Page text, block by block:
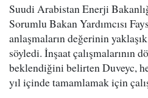
Suudi Arabistan Enerji
Sorumlu Bakan Yardımcısı
anlaşmaların değerinin
söyledi. İnşaat çalışmalarının
beklendiğini belirten Duveyc,
yıl içinde tamamlamak için